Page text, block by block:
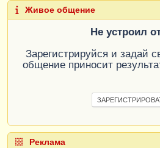
Живое общение
Не устроил
Зарегистрируйся и задай
общение приносит
Реклама